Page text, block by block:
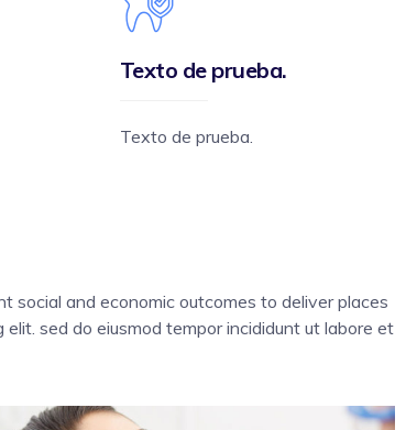
Texto de prueba.
Texto de prueba.
social and economic outcomes to deliver places
sed do eiusmod tempor incididunt ut labore et